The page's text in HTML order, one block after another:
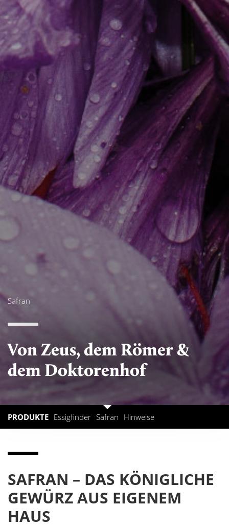
Safran
Von Zeus, dem Römer &
dem Doktorenhof
PRODUKTE Essigfinder Safran Hinweise
SAFRAN – DAS KÖNIGLICHE
GEWÜRZ AUS EIGENEM
HAUS